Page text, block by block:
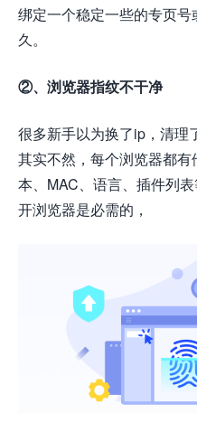
绑定一个稳定一些的专页
久。
②、浏览器指纹不干净
很多新手以为换了ip，清理
其实不然，每个浏览器都
本、MAC、语言、插件列
开浏览器是必需的，